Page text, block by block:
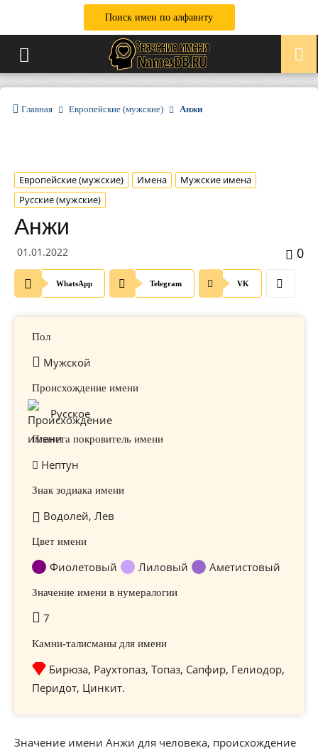
Поиск имен по алфавиту
Главная Европейские (мужские) Анжи
Европейские (мужские) Имена
Мужские имена
Русские (мужские)
Анжи
01.01.2022 0
WhatsApp Telegram VK
Пол
Мужской
Происхождение имени
Русское
Планета покровитель имени
Нептун
Знак зодиака имени
Водолей, Лев
Цвет имени
Фиолетовый Лиловый Аметистовый
Значение имени в нумералогии
7
Камни-талисманы для имени
Бирюза, Раухтопаз, Топаз, Сапфир, Гелиодор,
Перидот, Цинкит.
Значение имени Анжи для человека, происхождение